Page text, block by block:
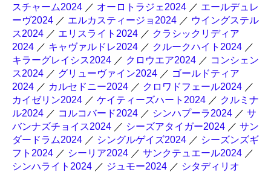
スチャーム2024 ／ オーロトラジェ2024 ／ エールデュレ
ーヴ2024 ／ エルカスティージョ2024 ／ ウイングステル
ス2024 ／ エリスライト2024 ／ クラシックリディア
2024 ／ キャヴァルドレ2024 ／ クルークハイト2024 ／
キラーグレイシス2024 ／ クロウエア2024 ／ コンシェン
ス2024 ／ グリューヴァイン2024 ／ ゴールドティア
2024 ／ カルセドニー2024 ／ クロワドフェール2024 ／
カイゼリン2024 ／ ケイティーズハート2024 ／ クルミナ
ル2024 ／ コルコバード2024 ／ シンハプーラ2024 ／ サ
バンナズチョイス2024 ／ シーズアタイガー2024 ／ サン
ダードラム2024 ／ シングルゲイズ2024 ／ シーズンズギ
フト2024 ／ シーリア2024 ／ サンクテュエール2024 ／
シンハライト2024 ／ ジュモー2024 ／ シタディリオ